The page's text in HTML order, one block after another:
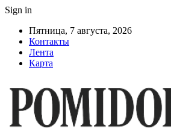
Sign in
Пятница, 7 августа, 2026
Контакты
Лента
Карта